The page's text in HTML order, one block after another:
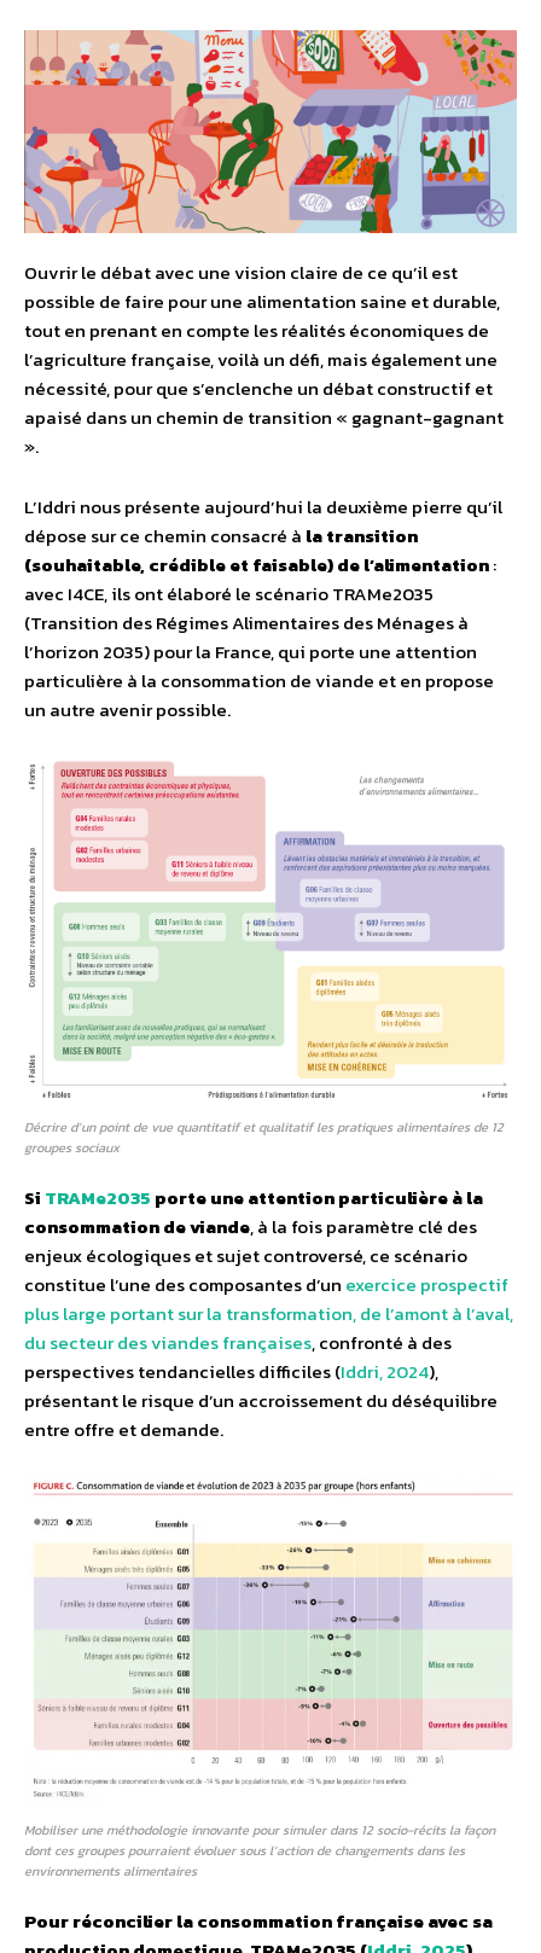
Ouvrir le débat avec une vision claire de ce qu’il est
possible de faire pour une alimentation saine et durable,
tout en prenant en compte les réalités économiques de
l’agriculture française, voilà un défi, mais également une
nécessité, pour que s’enclenche un débat constructif et
apaisé dans un chemin de transition « gagnant-gagnant
».
L’Iddri nous présente aujourd’hui la deuxième pierre qu’il
dépose sur ce chemin consacré à la transition
(souhaitable, crédible et faisable) de l’alimentation:
avec I4CE, ils ont élaboré le scénario TRAMe2035
(Transition des Régimes Alimentaires des Ménages à
l’horizon 2035) pour la France, qui porte une attention
particulière à la consommation de viande et en propose
un autre avenir possible.
Décrire d’un point de vue quantitatif et qualitatif les pratiques alimentaires de 12
groupes sociaux
Si TRAMe2035 porte une attention particulière à la
consommation de viande, à la fois paramètre clé des
enjeux écologiques et sujet controversé, ce scénario
constitue l’une des composantes d’un exercice prospectif
plus large portant sur la transformation, de l’amont à l’aval,
du secteur des viandes françaises, confronté à des
perspectives tendancielles difficiles (Iddri, 2024),
présentant le risque d’un accroissement du déséquilibre
entre offre et demande.
Mobiliser une méthodologie innovante pour simuler dans 12 socio-récits la façon
dont ces groupes pourraient évoluer sous l’action de changements dans les
environnements alimentaires
Pour réconcilier la consommation française avec sa